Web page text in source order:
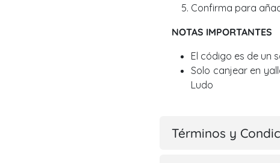
Confirma para
NOTAS IMPORTANTES
El código es de un
Solo canjear en
Ludo
Términos y